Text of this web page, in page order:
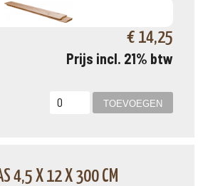
€ 14,25
Prijs incl. 21% btw
4,5 X 12 X 300 CM